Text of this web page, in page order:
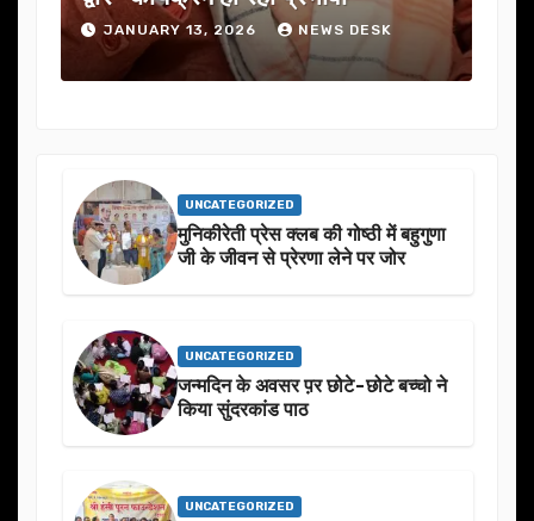
JANUARY 13, 2026 NEWS DESK
UNCATEGORIZED
मुनिकीरेती प्रेस क्लब की गोष्ठी में बहुगुणा
जी के जीवन से प्रेरणा लेने पर जोर
UNCATEGORIZED
जन्मदिन के अवसर प़र छोटे-छोटे बच्चो ने
किया सुंदरकांड पाठ
UNCATEGORIZED